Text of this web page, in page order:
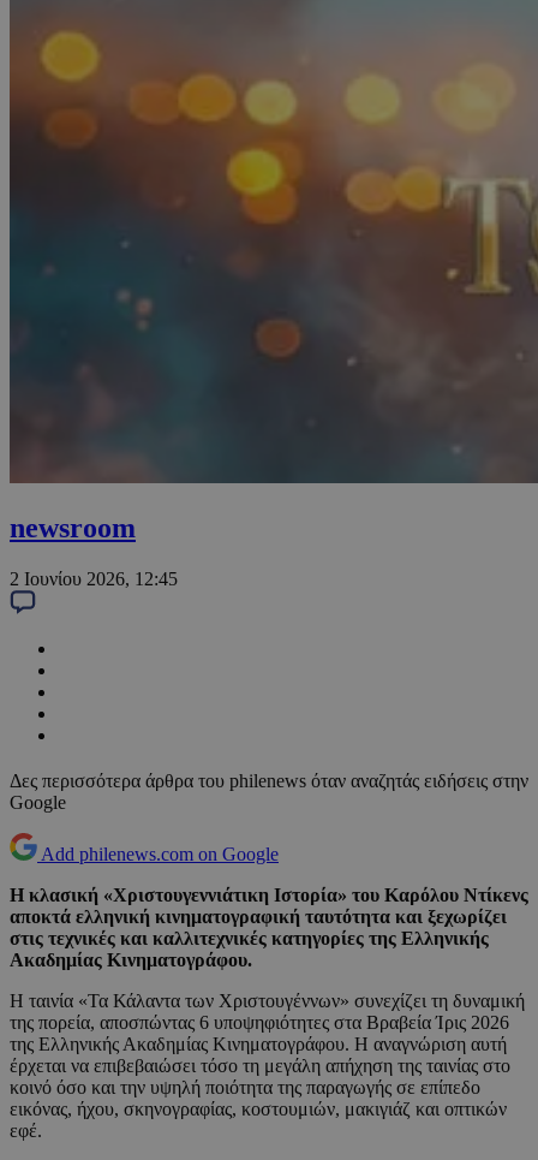
newsroom
2 Ιουνίου 2026, 12:45
Δες περισσότερα άρθρα του philenews όταν αναζητάς ειδήσεις στην
Google
Add philenews.com on Google
Η κλασική «Χριστουγεννιάτικη Ιστορία» του Καρόλου Ντίκενς
αποκτά ελληνική κινηματογραφική ταυτότητα και ξεχωρίζει
στις τεχνικές και καλλιτεχνικές κατηγορίες της Ελληνικής
Ακαδημίας Κινηματογράφου.
Η ταινία «Τα Κάλαντα των Χριστουγέννων» συνεχίζει τη δυναμική
της πορεία, αποσπώντας 6 υποψηφιότητες στα Βραβεία Ίρις 2026
της Ελληνικής Ακαδημίας Κινηματογράφου. Η αναγνώριση αυτή
έρχεται να επιβεβαιώσει τόσο τη μεγάλη απήχηση της ταινίας στο
κοινό όσο και την υψηλή ποιότητα της παραγωγής σε επίπεδο
εικόνας, ήχου, σκηνογραφίας, κοστουμιών, μακιγιάζ και οπτικών
εφέ.